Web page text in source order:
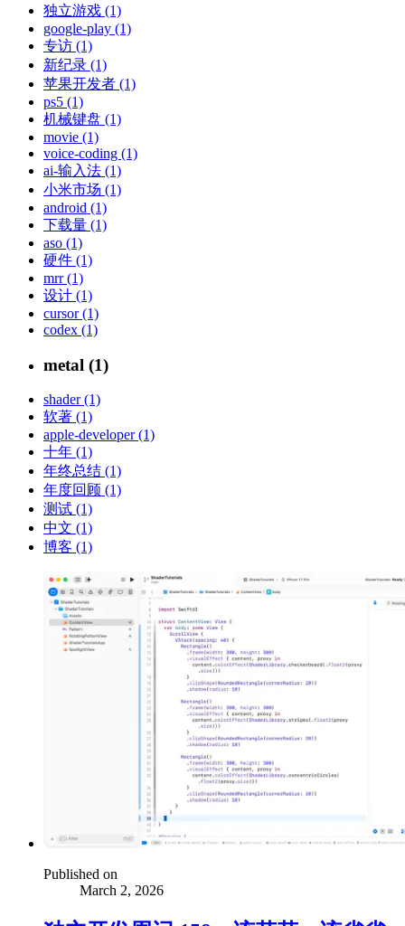
独立游戏 (1)
google-play (1)
专访 (1)
新纪录 (1)
苹果开发者 (1)
ps5 (1)
机械键盘 (1)
movie (1)
voice-coding (1)
ai-输入法 (1)
小米市场 (1)
android (1)
下载量 (1)
aso (1)
硬件 (1)
mrr (1)
设计 (1)
cursor (1)
codex (1)
metal (1)
shader (1)
软著 (1)
apple-developer (1)
十年 (1)
年终总结 (1)
年度回顾 (1)
测试 (1)
中文 (1)
博客 (1)
Published on
March 2, 2026